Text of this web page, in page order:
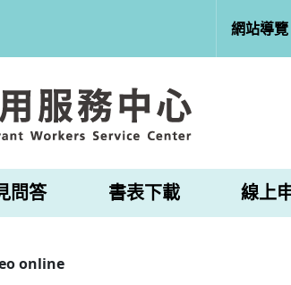
網站導覽
問答 書表下載 線上
online